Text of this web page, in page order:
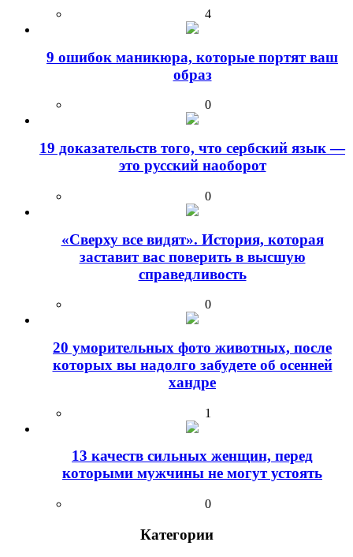
4
9 ошибок маникюра, которые портят ваш
образ
0
19 доказательств того, что сербский язык —
это русский наоборот
0
«Сверху все видят». История, которая
заставит вас поверить в высшую
справедливость
0
20 уморительных фото животных, после
которых вы надолго забудете об осенней
хандре
1
13 качеств сильных женщин, перед
которыми мужчины не могут устоять
0
Категории